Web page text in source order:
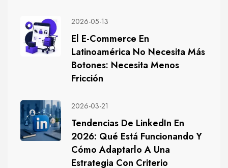
2026-05-13
El E-Commerce En
Latinoamérica No Necesita Más
Botones: Necesita Menos
Fricción
2026-03-21
Tendencias De LinkedIn En
2026: Qué Está Funcionando Y
Cómo Adaptarlo A Una
Estrategia Con Criterio